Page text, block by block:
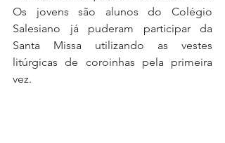
Os jovens são alunos do Colégio
Salesiano já puderam participar da
Santa Missa utilizando as vestes
litúrgicas de coroinhas pela primeira
vez.